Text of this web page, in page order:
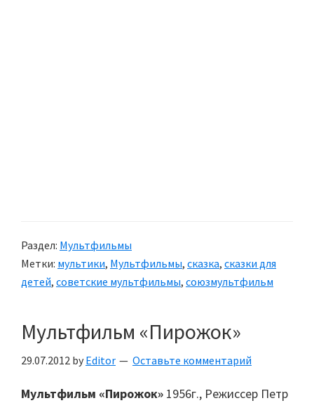
Раздел: Мультфильмы
Метки: мультики, Мультфильмы, сказка, сказки для
детей, советские мультфильмы, союзмультфильм
Мультфильм «Пирожок»
29.07.2012 by Editor Оставьте комментарий
Мультфильм «Пирожок» 1956г., Режиссер Петр